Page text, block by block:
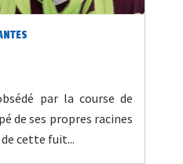
par la course de
de ses propres racines
cette fuit...